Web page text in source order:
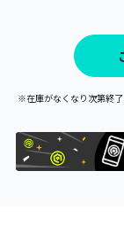
※在庫がなくなり次第終